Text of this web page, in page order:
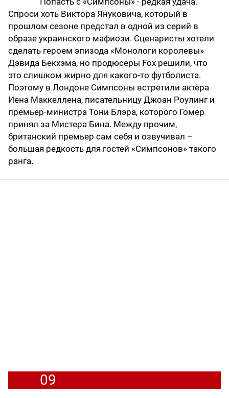
Спроси хоть Виктора Януковича, который в
прошлом сезоне предстал в одной из серий в
образе украинского мафиози. Сценаристы хотели
сделать героем эпизода «Монологи королевы»
Дэвида Бекхэма, но продюсеры Fox решили, что
это слишком жирно для какого-то футболиста.
Поэтому в Лондоне Симпсоны встретили актёра
Иена Маккеллена, писательницу Джоан Роулинг и
премьер-министра Тони Блэра, которого Гомер
принял за Мистера Бина. Между прочим,
британский премьер сам себя и озвучивал –
большая редкость для гостей «Симпсонов» такого
ранга.
09